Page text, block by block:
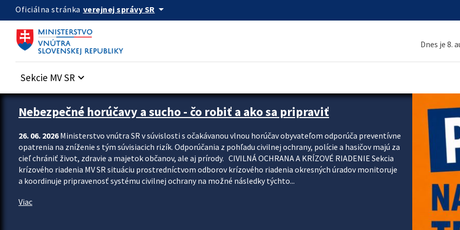
Preskocit na hlavný obsah
Oficiálna stránka verejnej správy SR arrow_drop_down
Dnes je 8.
Sekcie MV SR keyboard_arrow_down
Zastavit automatický posun upútavok
Nebezpečné horúčavy a sucho - čo robiť a ako sa pripraviť
26. 06. 2026Ministerstvo vnútra SR v súvislosti s očakávanou vlnou horúčav obyvateľom odporúča preventívne
opatrenia na zníženie s tým súvisiacich rizík. Odporúčania z pohľadu civilnej ochrany, polície a hasičov majú za
cieľ chrániť život, zdravie a majetok občanov, ale aj prírody. CIVILNÁ OCHRANA A KRÍZOVÉ RIADENIE Sekcia
krízového riadenia MV SR situáciu prostredníctvom odborov krízového riadenia okresných úradov monitoruje
a koordinuje pripravenosť systému civilnej ochrany na možné následky týchto...
Viac